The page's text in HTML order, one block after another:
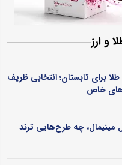
و ارز
برای تابستان؛ انتخابی ظریف
خاص
مینیمال، چه طرح‌هایی ترند